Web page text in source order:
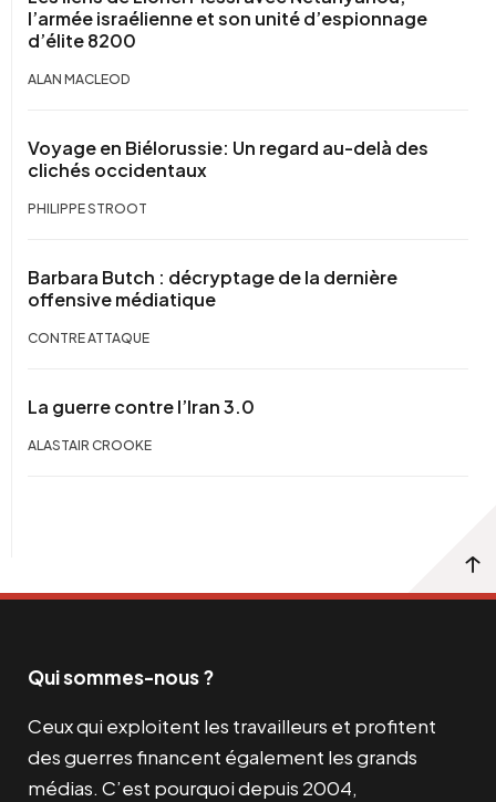
l’armée israélienne et son unité d’espionnage
d’élite 8200
ALAN MACLEOD
Voyage en Biélorussie: Un regard au-delà des
clichés occidentaux
PHILIPPE STROOT
Barbara Butch : décryptage de la dernière
offensive médiatique
CONTRE ATTAQUE
La guerre contre l’Iran 3.0
ALASTAIR CROOKE
Qui sommes-nous ?
Ceux qui exploitent les travailleurs et profitent
des guerres financent également les grands
médias. C’est pourquoi depuis 2004,